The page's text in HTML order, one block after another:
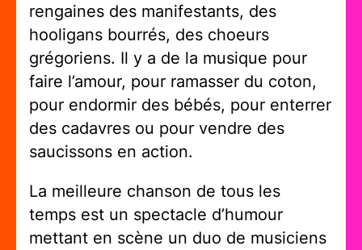
rengaines des manifestants, des
hooligans bourrés, des choeurs
grégoriens. Il y a de la musique pour
faire l’amour, pour ramasser du coton,
pour endormir des bébés, pour enterrer
des cadavres ou pour vendre des
saucissons en action.
La meilleure chanson de tous les
temps est un spectacle d’humour
mettant en scène un duo de musiciens